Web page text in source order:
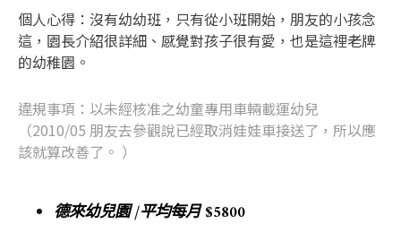
個人心得：沒有幼幼班，只有從小班開始，朋友的小孩念
這，園長介紹很詳細、感覺對孩子很有愛，也是這裡老牌
的幼稚園。
違規事項：以未經核准之幼童專用車輛載運幼兒
（2010/05 朋友去參觀說已經取消娃娃車接送了，所以應
該就算改善了。 ）
德來幼兒園 /平均每月 $5800